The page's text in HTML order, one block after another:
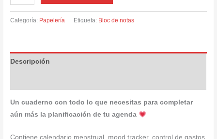
extra
agenda
cantidad
Categoría: Papelería Etiqueta: Bloc de notas
Descripción
Un cuaderno con todo lo que necesitas para completar
aún más la planificación de tu agenda
Contiene calendario menstrual, mood tracker, control de gastos